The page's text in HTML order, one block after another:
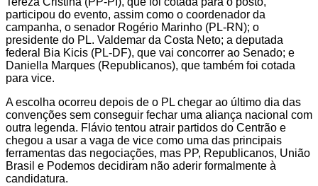
participou do evento, assim como o coordenador da
campanha, o senador Rogério Marinho (PL-RN); o
presidente do PL. Valdemar da Costa Neto; a deputada
federal Bia Kicis (PL-DF), que vai concorrer ao Senado; e
Daniella Marques (Republicanos), que também foi cotada
para vice.
A escolha ocorreu depois de o PL chegar ao último dia das
convenções sem conseguir fechar uma aliança nacional com
outra legenda. Flávio tentou atrair partidos do Centrão e
chegou a usar a vaga de vice como uma das principais
ferramentas das negociações, mas PP, Republicanos, União
Brasil e Podemos decidiram não aderir formalmente à
candidatura.